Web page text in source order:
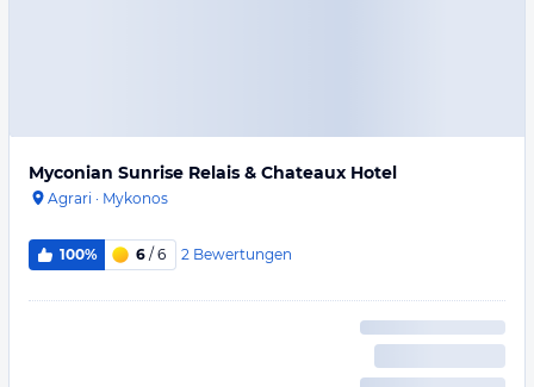
Myconian Sunrise Relais & Chateaux Hotel
Agrari · Mykonos
100% 6 / 6 2 Bewertungen